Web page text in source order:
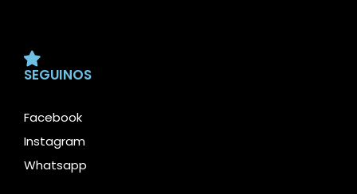
SEGUINOS
Facebook
Instagram
Whatsapp